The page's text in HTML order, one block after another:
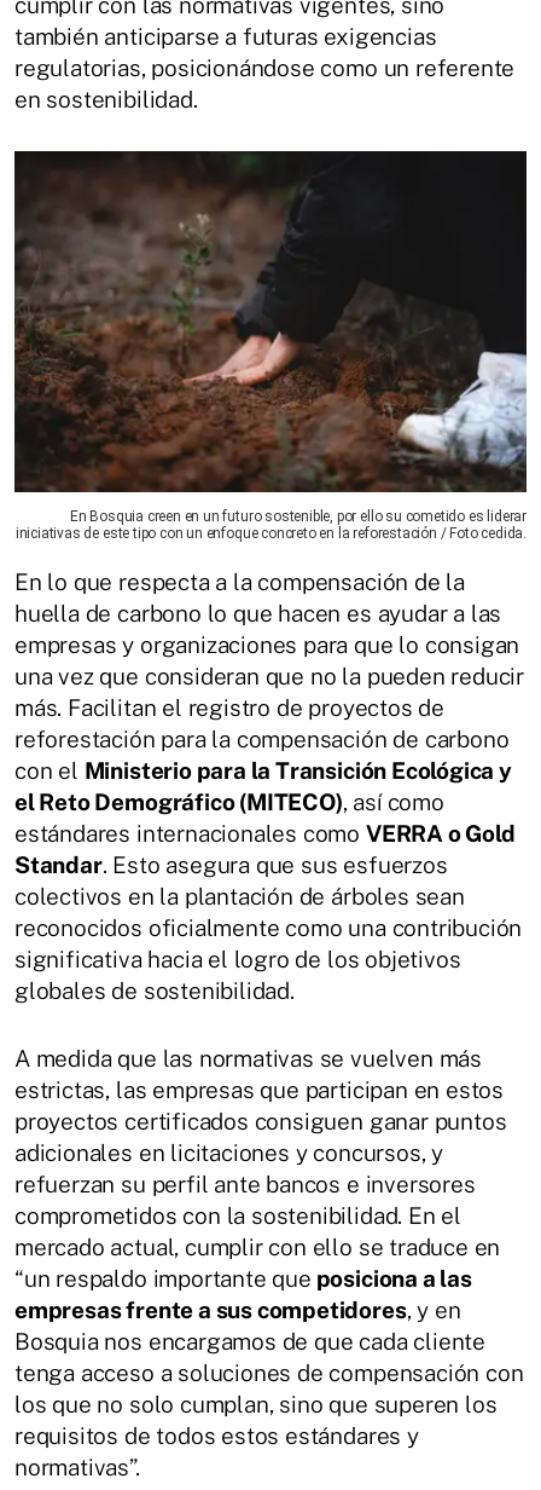
también anticiparse a futuras exigencias
regulatorias, posicionándose como un referente
en sostenibilidad.
En Bosquia creen en un futuro sostenible, por ello su cometido es liderar
iniciativas de este tipo con un enfoque concreto en la reforestación / Foto cedida.
En lo que respecta a la compensación de la
huella de carbono lo que hacen es ayudar a las
empresas y organizaciones para que lo consigan
una vez que consideran que no la pueden reducir
más. Facilitan el registro de proyectos de
reforestación para la compensación de carbono
con el Ministerio para la Transición Ecológica y
el Reto Demográfico (MITECO), así como
estándares internacionales como VERRA o Gold
Standar. Esto asegura que sus esfuerzos
colectivos en la plantación de árboles sean
reconocidos oficialmente como una contribución
significativa hacia el logro de los objetivos
globales de sostenibilidad.
A medida que las normativas se vuelven más
estrictas, las empresas que participan en estos
proyectos certificados consiguen ganar puntos
adicionales en licitaciones y concursos, y
refuerzan su perfil ante bancos e inversores
comprometidos con la sostenibilidad. En el
mercado actual, cumplir con ello se traduce en
“un respaldo importante que posiciona a las
empresas frente a sus competidores, y en
Bosquia nos encargamos de que cada cliente
tenga acceso a soluciones de compensación con
los que no solo cumplan, sino que superen los
requisitos de todos estos estándares y
normativas”.